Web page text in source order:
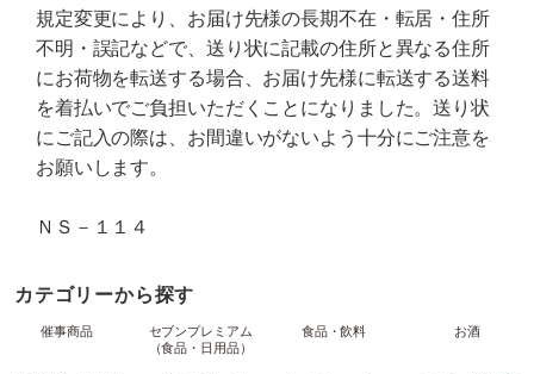
規定変更により、お届け先様の長期不在・転居・住所
不明・誤記などで、送り状に記載の住所と異なる住所
にお荷物を転送する場合、お届け先様に転送する送料
を着払いでご負担いただくことになりました。送り状
にご記入の際は、お間違いがないよう十分にご注意を
お願いします。
ＮＳ－１１４
カテゴリーから探す
催事商品
セブンプレミアム
（食品・日用品）
食品・飲料 お酒